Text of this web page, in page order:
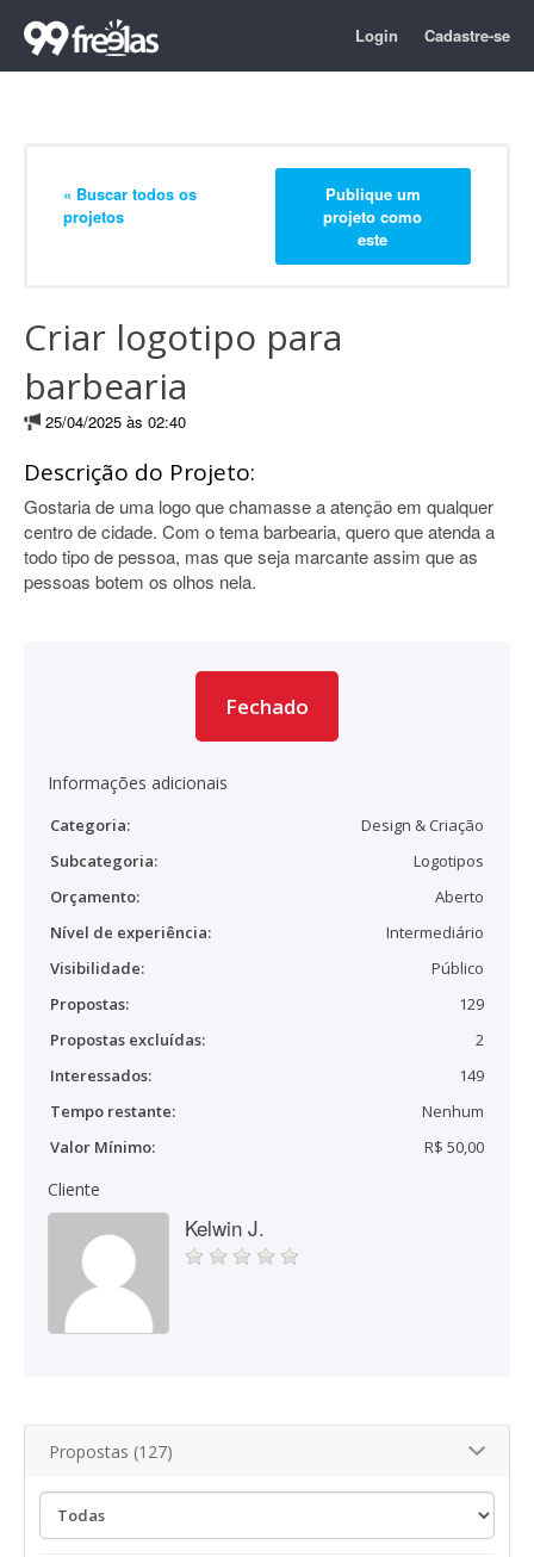
Login Cadastre-se
« Buscar todos os
projetos
Publique um
projeto como
este
Criar logotipo para
barbearia
25/04/2025 às 02:40
Descrição do Projeto:
Gostaria de uma logo que chamasse a atenção em qualquer
centro de cidade. Com o tema barbearia, quero que atenda a
todo tipo de pessoa, mas que seja marcante assim que as
pessoas botem os olhos nela.
Fechado
Informações adicionais
Categoria:
Design & Criação
Subcategoria:
Logotipos
Orçamento:
Aberto
Nível de experiência:
Intermediário
Visibilidade:
Público
Propostas:
129
Propostas excluídas:
2
Interessados:
149
Tempo restante:
Nenhum
Valor Mínimo:
R$ 50,00
Cliente
Kelwin J.
Propostas (127)